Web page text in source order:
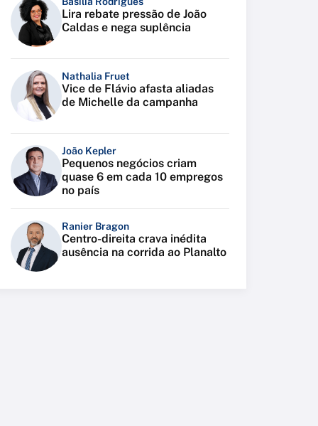
Lira rebate pressão de João
Caldas e nega suplência
Nathalia Fruet
Vice de Flávio afasta aliadas
de Michelle da campanha
João Kepler
Pequenos negócios criam
quase 6 em cada 10 empregos
no país
Ranier Bragon
Centro-direita crava inédita
ausência na corrida ao Planalto